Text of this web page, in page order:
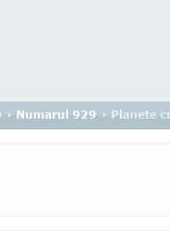
› Numarul 929 › Planete